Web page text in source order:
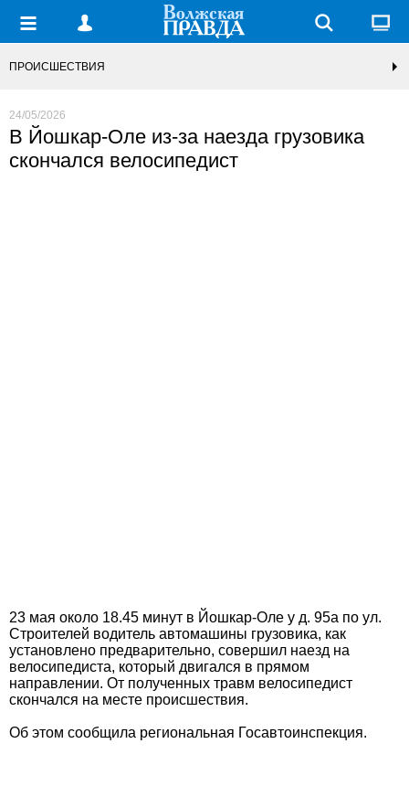
ПРОИСШЕСТВИЯ
24/05/2026
В Йошкар-Оле из-за наезда грузовика
скончался велосипедист
23 мая около 18.45 минут в Йошкар-Оле у д. 95а по ул.
Строителей водитель автомашины грузовика, как
установлено предварительно, совершил наезд на
велосипедиста, который двигался в прямом
направлении. От полученных травм велосипедист
скончался на месте происшествия.
Об этом сообщила региональная Госавтоинспекция.